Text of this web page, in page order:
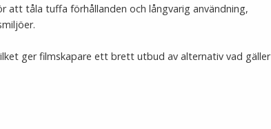
att tåla tuffa förhållanden och långvarig användning,
ger filmskapare ett brett utbud av alternativ vad gäller